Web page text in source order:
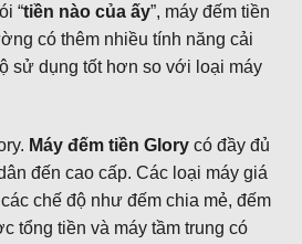
“tiền nào của ấy”, máy đếm tiền
có thêm nhiều tính năng cải
sử dụng tốt hơn so với loại máy
Máy đếm tiền Glory có đầy đủ
đến cao cấp. Các loại máy giá
chế độ như đếm chia mẻ, đếm
tổng tiền và máy tầm trung có